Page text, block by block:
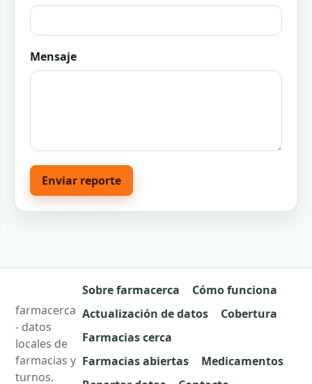
Mensaje
Enviar reporte
farmacerca
- datos
locales de
farmacias y
turnos.
Sobre farmacerca
Cómo funciona
Actualización de datos
Cobertura
Farmacias cerca
Farmacias abiertas
Medicamentos